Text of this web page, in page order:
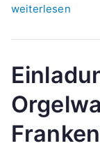
„Taubertäler
Rund
um
Großrinderfeld“
weiterlesen